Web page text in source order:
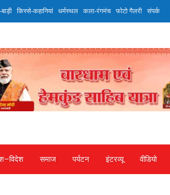
किस्से-कहानियां धर्मस्थल कला-रंगमंच फोटो गैलरी संपर्क
समाज पर्यटन इंटरव्‍यू वीडियो